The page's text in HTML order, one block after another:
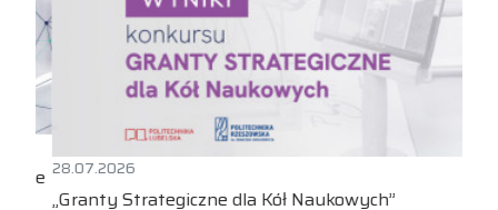
28.07.2026
„Granty Strategiczne dla Kół Naukowych”